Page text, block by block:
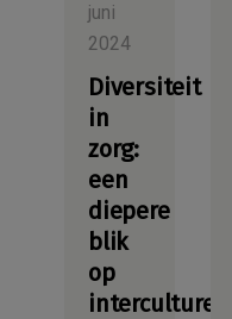
juni
2024
Diversiteit
in
zorg:
een
diepere
blik
op
interculturele